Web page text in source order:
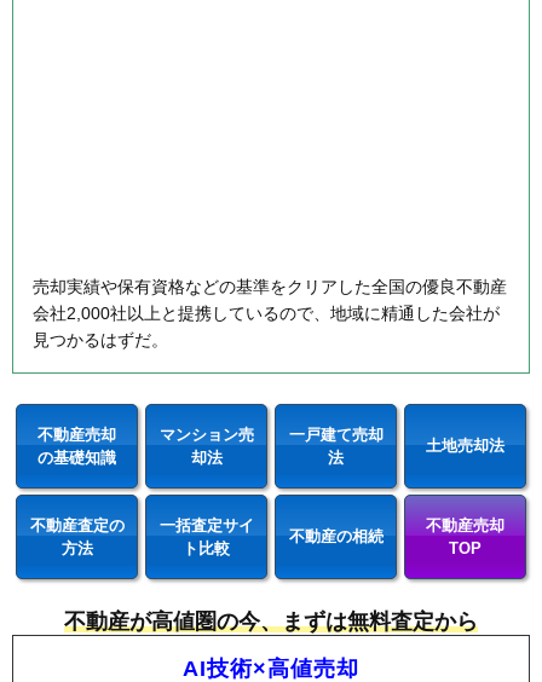
売却実績や保有資格などの基準をクリアした全国の優良不動産
会社2,000社以上と提携しているので、地域に精通した会社が
見つかるはずだ。
不動産売却
の基礎知識
マンション売
却法
一戸建て売却
法
土地売却法
不動産査定の
方法
一括査定サイ
ト比較
不動産の相続
不動産売却
TOP
不動産が高値圏の今、まずは無料査定から
AI技術×高値売却